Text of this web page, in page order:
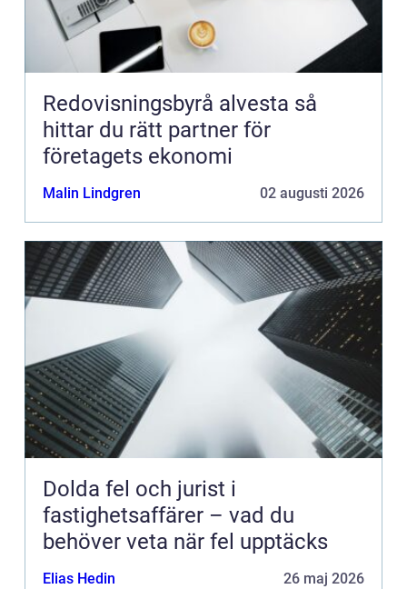
Redovisningsbyrå alvesta så
hittar du rätt partner för
företagets ekonomi
Malin Lindgren 02 augusti 2026
Dolda fel och jurist i
fastighetsaffärer – vad du
behöver veta när fel upptäcks
Elias Hedin 26 maj 2026